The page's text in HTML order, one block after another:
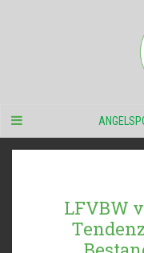
LFVBW